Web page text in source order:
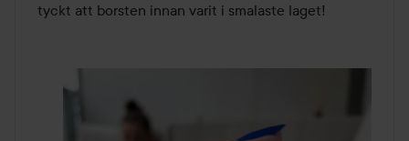
tyckt att borsten innan varit i smalaste laget!